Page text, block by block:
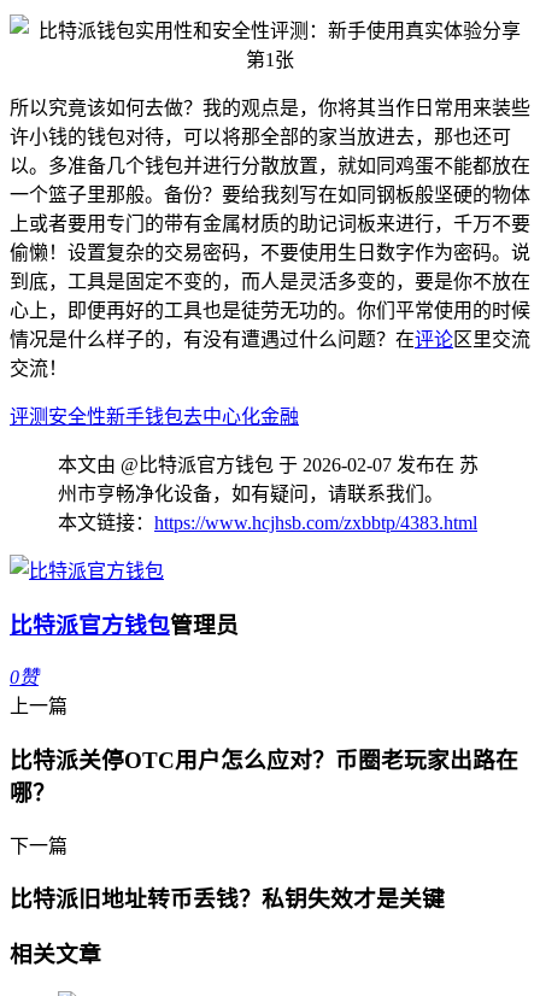
所以究竟该如何去做？我的观点是，你将其当作日常用来装些
许小钱的钱包对待，可以将那全部的家当放进去，那也还可
以。多准备几个钱包并进行分散放置，就如同鸡蛋不能都放在
一个篮子里那般。备份？要给我刻写在如同钢板般坚硬的物体
上或者要用专门的带有金属材质的助记词板来进行，千万不要
偷懒！设置复杂的交易密码，不要使用生日数字作为密码。说
到底，工具是固定不变的，而人是灵活多变的，要是你不放在
心上，即便再好的工具也是徒劳无功的。你们平常使用的时候
情况是什么样子的，有没有遭遇过什么问题？在评论区里交流
交流！
评测 安全性新手钱包去中心化金融
本文由 @比特派官方钱包 于 2026-02-07 发布在 苏
州市亨畅净化设备，如有疑问，请联系我们。
本文链接： https://www.hcjhsb.com/zxbbtp/4383.html
比特派官方钱包管理员
0赞
上一篇
比特派关停OTC用户怎么应对？币圈老玩家出路在
哪？
下一篇
比特派旧地址转币丢钱？私钥失效才是关键
相关文章